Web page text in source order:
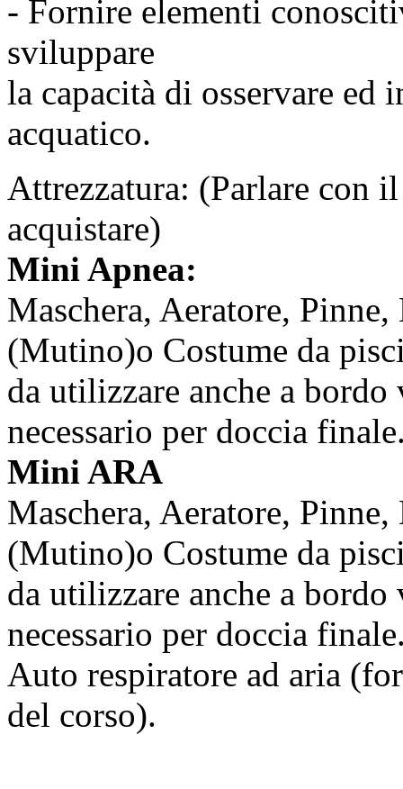
- Fornire elementi
sviluppare
la capacità di osservare ed
acquatico.
Attrezzatura: (Parlare con
acquistare)
Mini Apnea:
Maschera, Aeratore,
(Mutino)o Costume da
da utilizzare anche a
necessario per doccia
Mini ARA
Maschera, Aeratore,
(Mutino)o Costume da
da utilizzare anche a
necessario per doccia
Auto respiratore ad aria
del corso).